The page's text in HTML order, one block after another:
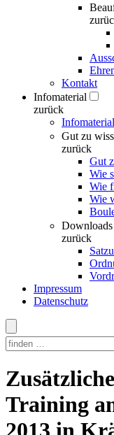
Kontakt
Infomaterial
zurück
Infomaterial
Gut zu
zurück
Gut
Wie
Wie
Wie
Downloads
zurück
Impressum
Datenschutz
Skip
to
content
Training